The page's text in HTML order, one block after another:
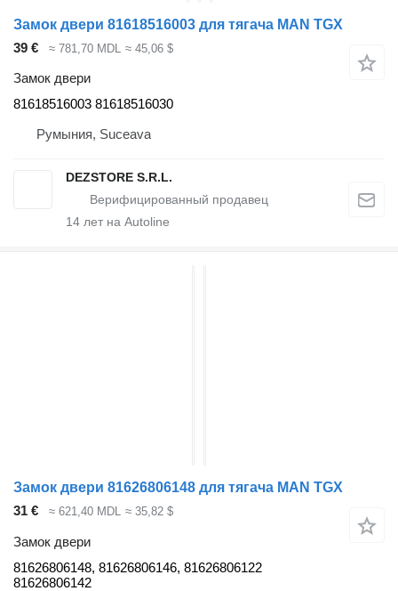
Замок двери 81618516003 для тягача MAN TGX
39 €
≈ 781,70 MDL ≈ 45,06 $
Замок двери
81618516003 81618516030
Румыния, Suceava
DEZSTORE S.R.L.
14 лет на Autoline
Замок двери 81626806148 для тягача MAN TGX
31 €
≈ 621,40 MDL ≈ 35,82 $
Замок двери
81626806148, 81626806146, 81626806122
81626806142